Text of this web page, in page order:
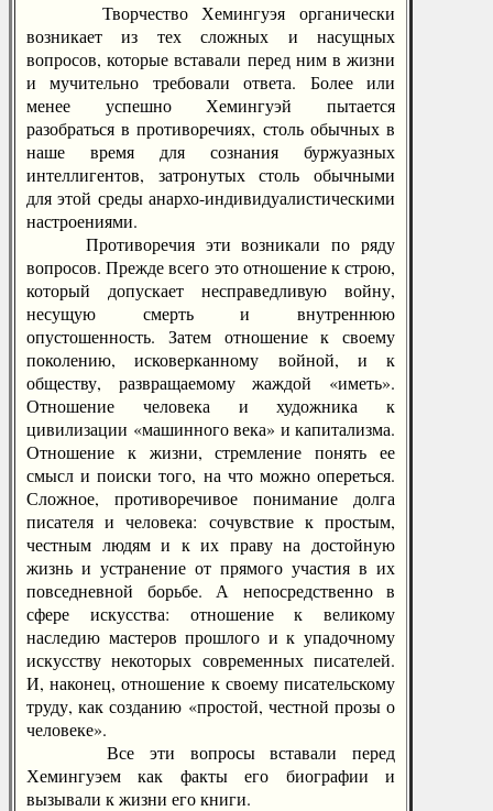
Творчество Хемингуэя органически
возникает из тех сложных и насущных
вопросов, которые вставали перед ним в жизни
и мучительно требовали ответа. Более или
менее успешно Хемингуэй пытается
разобраться в противоречиях, столь обычных в
наше время для сознания буржуазных
интеллигентов, затронутых столь обычными
для этой среды анархо-индивидуалистическими
настроениями.
Противоречия эти возникали по ряду
вопросов. Прежде всего это отношение к строю,
который допускает несправедливую войну,
несущую смерть и внутреннюю
опустошенность. Затем отношение к своему
поколению, исковерканному войной, и к
обществу, развращаемому жаждой «иметь».
Отношение человека и художника к
цивилизации «машинного века» и капитализма.
Отношение к жизни, стремление понять ее
смысл и поиски того, на что можно опереться.
Сложное, противоречивое понимание долга
писателя и человека: сочувствие к простым,
честным людям и к их праву на достойную
жизнь и устранение от прямого участия в их
повседневной борьбе. А непосредственно в
сфере искусства: отношение к великому
наследию мастеров прошлого и к упадочному
искусству некоторых современных писателей.
И, наконец, отношение к своему писательскому
труду, как созданию «простой, честной прозы о
человеке».
Все эти вопросы вставали перед
Хемингуэем как факты его биографии и
вызывали к жизни его книги.